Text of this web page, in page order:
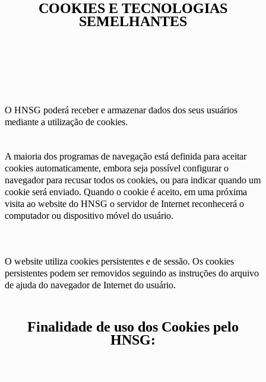
COOKIES E TECNOLOGIAS
SEMELHANTES
O HNSG poderá receber e armazenar dados dos seus usuários
mediante a utilização de cookies.
A maioria dos programas de navegação está definida para aceitar
cookies automaticamente, embora seja possível configurar o
navegador para recusar todos os cookies, ou para indicar quando um
cookie será enviado. Quando o cookie é aceito, em uma próxima
visita ao website do HNSG o servidor de Internet reconhecerá o
computador ou dispositivo móvel do usuário.
O website utiliza cookies persistentes e de sessão. Os cookies
persistentes podem ser removidos seguindo as instruções do arquivo
de ajuda do navegador de Internet do usuário.
Finalidade de uso dos Cookies pelo
HNSG: